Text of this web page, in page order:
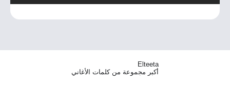
Elteeta
أكبر مجموعة من كلمات الأغاني